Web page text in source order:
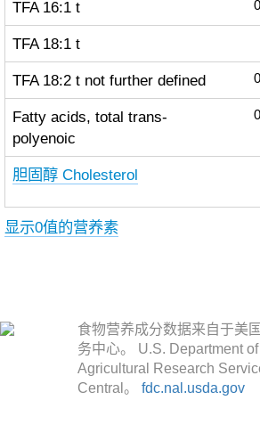
TFA 16:1 t
TFA 18:1 t
TFA 18:2 t not further defined
Fatty acids, total trans-
polyenoic
胆固醇 Cholesterol
显示0值的营养素
食物营养成分数据来自于美
务中心。 U.S. Department
Agricultural Research
Central。 fdc.nal.usda.gov